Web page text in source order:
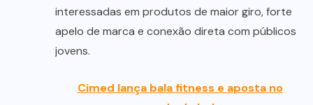
interessadas em produtos de maior giro, forte
apelo de marca e conexão direta com públicos
jovens.
Cimed lança bala fitness e aposta no